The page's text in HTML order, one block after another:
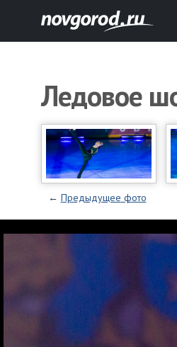
Ледовое
← Предыдущее фото